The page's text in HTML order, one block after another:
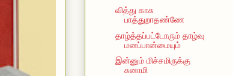
வித்து காசு
பாத்துறாதண்ணே
தாழ்த்தப்பட்டோரும் தாழ்வு
மனப்பான்மையும்
இன்னும் மிச்சமிருக்கு
சுனாமி